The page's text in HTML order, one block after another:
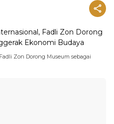
Zon Dorong Museum sebagai